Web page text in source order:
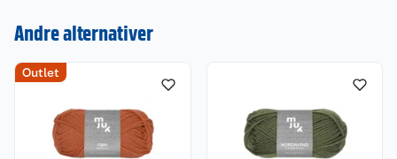
Andre alternativer
Outlet
Om oss
Nyheter
Kundeservice
Kontakt oss
Angre- og returrett